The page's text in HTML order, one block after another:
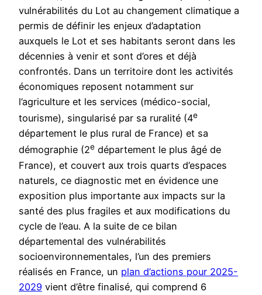
vulnérabilités du Lot au changement climatique a
permis de définir les enjeux d’adaptation
auxquels le Lot et ses habitants seront dans les
décennies à venir et sont d’ores et déjà
confrontés. Dans un territoire dont les activités
économiques reposent notamment sur
l’agriculture et les services (médico-social,
tourisme), singularisé par sa ruralité (4e
département le plus rural de France) et sa
démographie (2e département le plus âgé de
France), et couvert aux trois quarts d’espaces
naturels, ce diagnostic met en évidence une
exposition plus importante aux impacts sur la
santé des plus fragiles et aux modifications du
cycle de l’eau. A la suite de ce bilan
départemental des vulnérabilités
socioenvironnementales, l’un des premiers
réalisés en France, un plan d’actions pour 2025-
2029 vient d’être finalisé, qui comprend 6